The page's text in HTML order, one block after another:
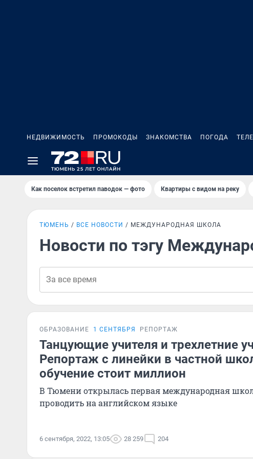
НЕДВИЖИМОСТЬ ПРОМОКОДЫ ЗНАКОМСТВА ПОГОДА
Как поселок встретил паводок — фото Квартиры с видом на реку
ТЮМЕНЬ ВСЕ НОВОСТИ МЕЖДУНАРОДНАЯ ШКОЛА
Новости по тэгу
ОБРАЗОВАНИЕ 1 СЕНТЯБРЯ РЕПОРТАЖ
Танцующие учителя и трехлетние
Репортаж с линейки в частной
обучение стоит миллион
В Тюмени открылась первая международная
проводить на английском языке
6 сентября, 2022, 13:05 28 259 204